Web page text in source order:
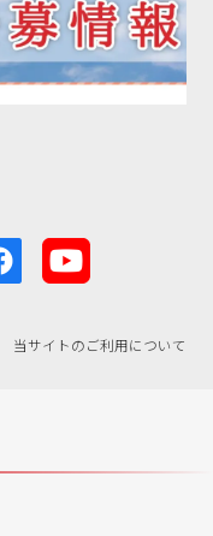
当サイトのご利用について